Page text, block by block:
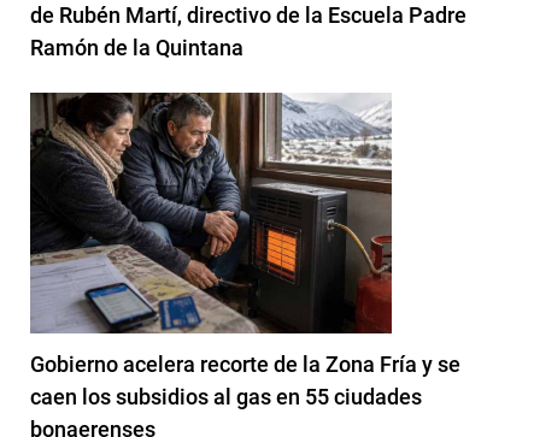
de Rubén Martí, directivo de la Escuela Padre
Ramón de la Quintana
Gobierno acelera recorte de la Zona Fría y se
caen los subsidios al gas en 55 ciudades
bonaerenses